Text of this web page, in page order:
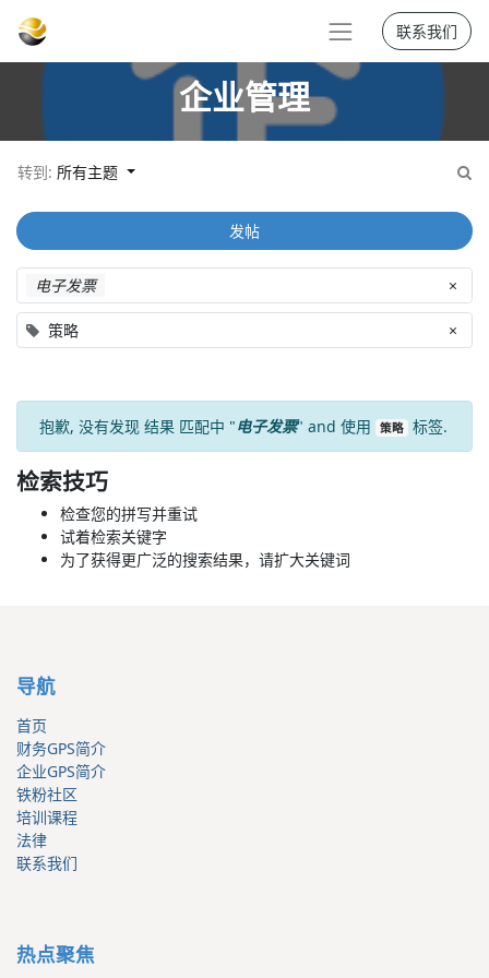
联系我们
企业管理
转到: 所有主题
电子发票 ×
策略 ×
发帖
抱歉, 没有发现 结果 匹配中 "电子发票" and 使用 策略 标签.
检索技巧
检查您的拼写并重试
试着检索关键字
为了获得更广泛的搜索结果，请扩大关键词
导航
首页
财务GPS简介
企业GPS简介
铁粉社区
培训课程
法律
联系我们
热点聚焦